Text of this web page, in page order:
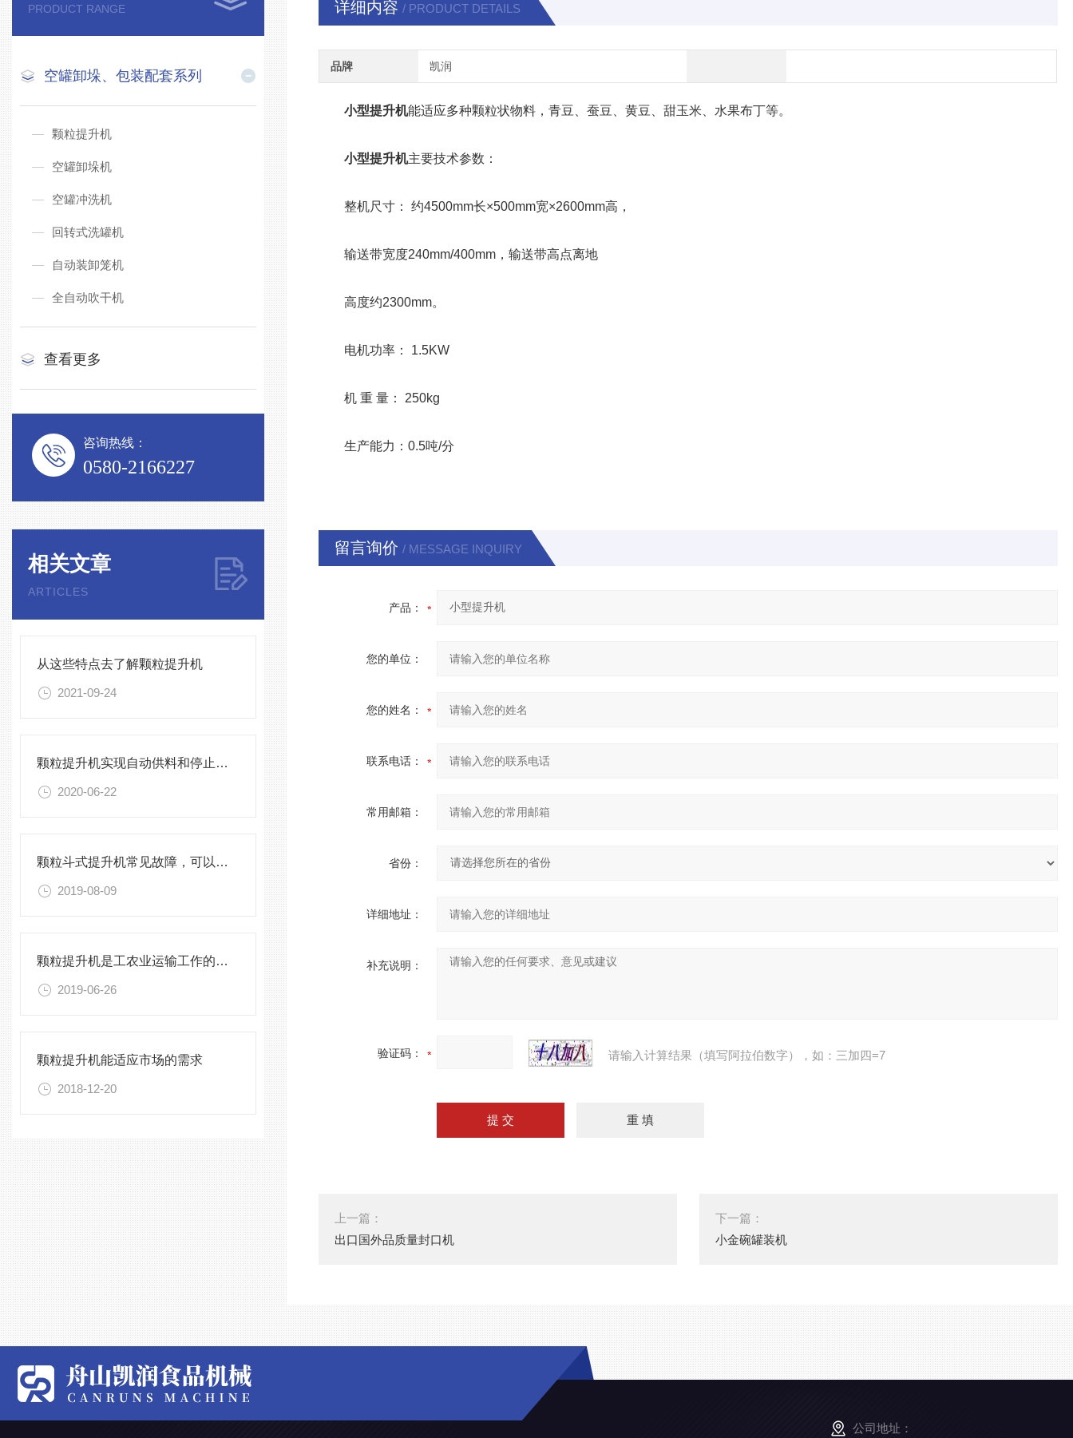
PRODUCT RANGE
空罐卸垛、包装配套系列
颗粒提升机
空罐卸垛机
空罐冲洗机
回转式洗罐机
自动装卸笼机
全自动吹干机
查看更多
咨询热线：
0580-2166227
相关文章
ARTICLES
从这些特点去了解颗粒提升机
2021-09-24
颗粒提升机实现自动供料和停止的自动化功能
2020-06-22
颗粒斗式提升机常见故障，可以这样排查
2019-08-09
颗粒提升机是工农业运输工作的主要机组
2019-06-26
颗粒提升机能适应市场的需求
2018-12-20
详细内容 / PRODUCT DETAILS
品牌 凯润
小型提升机能适应多种颗粒状物料，青豆、蚕豆、黄豆、甜玉米、水果布丁等。
小型提升机主要技术参数：
整机尺寸： 约4500mm长×500mm宽×2600mm高，
输送带宽度240mm/400mm，输送带高点离地
高度约2300mm。
电机功率： 1.5KW
机 重 量： 250kg
生产能力：0.5吨/分
留言询价 / MESSAGE INQUIRY
产品：
您的单位：
您的姓名：
联系电话：
常用邮箱：
省份：
详细地址：
补充说明：
验证码： 请输入计算结果（填写阿拉伯数字），如：三加四=7
上一篇：
出口国外品质量封口机
下一篇：
小金碗罐装机
公司地址：